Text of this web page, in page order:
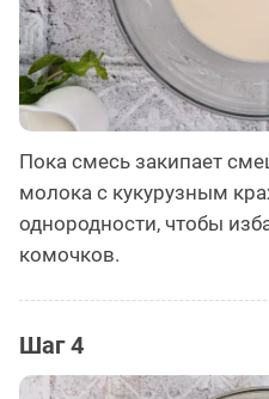
Пока смесь закипает
молока с кукурузным
однородности, чтобы
комочков.
Шаг 4